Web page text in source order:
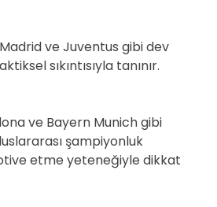
ve Juventus gibi dev
sıkıntısıyla tanınır.
ve Bayern Munich gibi
şampiyonluk
etme yeteneğiyle dikkat